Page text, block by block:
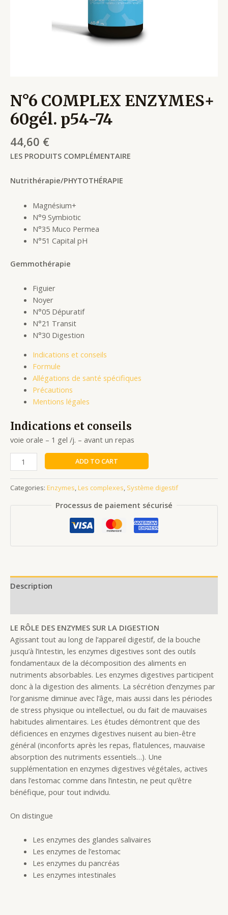
N°6 COMPLEX ENZYMES+
60gél. p54-74
44,60 €
LES PRODUITS COMPLÉMENTAIRE
Nutrithérapie/PHYTOTHÉRAPIE
Magnésium+
N°9 Symbiotic
N°35 Muco Permea
N°51 Capital pH
Gemmothérapie
Figuier
Noyer
N°05 Dépuratif
N°21 Transit
N°30 Digestion
Indications et conseils
Formule
Allégations de santé spécifiques
Précautions
Mentions légales
Indications et conseils
voie orale – 1 gel /j. – avant un repas
ADD TO CART
Categories: Enzymes,Les complexes, Système digestif
Processus de paiement sécurisé
Description
LE RÔLE DES ENZYMES SUR LA DIGESTION
Agissant tout au long de l’appareil digestif, de la bouche
jusqu’à l’intestin, les enzymes digestives sont des outils
fondamentaux de la décomposition des aliments en
nutriments absorbables. Les enzymes digestives participent
donc à la digestion des aliments. La sécrétion d’enzymes par
l’organisme diminue avec l’âge, mais aussi dans les périodes
de stress physique ou intellectuel, ou du fait de mauvaises
habitudes alimentaires. Les études démontrent que des
déficiences en enzymes digestives nuisent au bien-être
général (inconforts après les repas, flatulences, mauvaise
absorption des nutriments essentiels…). Une
supplémentation en enzymes digestives végétales, actives
dans l’estomac comme dans l’intestin, ne peut qu’être
bénéfique, pour tout individu.
On distingue
Les enzymes des glandes salivaires
Les enzymes de l’estomac
Les enzymes du pancréas
Les enzymes intestinales